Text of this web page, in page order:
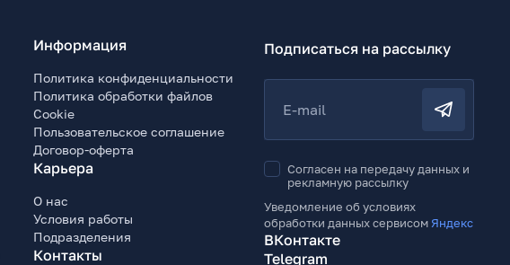
Информация
Политика конфиденциальности
Политика обработки файлов
Cookie
Пользовательское соглашение
Договор-оферта
Карьера
О нас
Условия работы
Подразделения
Контакты
Подписаться на рассылку
E-mail
Согласен на передачу данных и
рекламную рассылку
Уведомление об условиях
обработки данных сервисом Яндекс
ВКонтакте
Telegram